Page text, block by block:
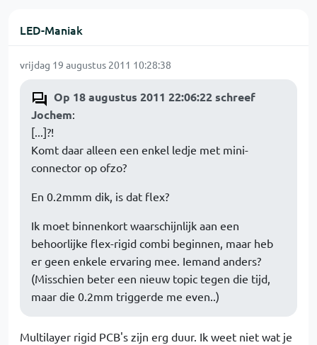
LED-Maniak
vrijdag 19 augustus 2011 10:28:38
Op 18 augustus 2011 22:06:22 schreef
Jochem:
[...]?!
Komt daar alleen een enkel ledje met mini-
connector op ofzo?
En 0.2mmm dik, is dat flex?
Ik moet binnenkort waarschijnlijk aan een
behoorlijke flex-rigid combi beginnen, maar heb
er geen enkele ervaring mee. Iemand anders?
(Misschien beter een nieuw topic tegen die tijd,
maar die 0.2mm triggerde me even..)
Multilayer rigid PCB's zijn erg duur. Ik weet niet wat je